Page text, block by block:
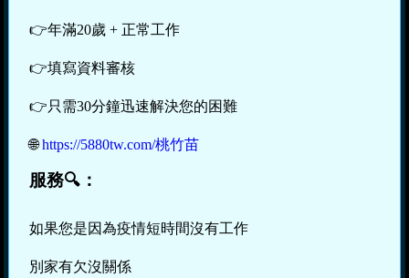
👉年滿20歲 + 正常工作
👉填寫資料審核
👉只需30分鐘迅速解決您的困難
🌐https://5880tw.com/桃竹苗
服務🔍：
如果您是因為疫情短時間沒有工作
別家有欠沒關係